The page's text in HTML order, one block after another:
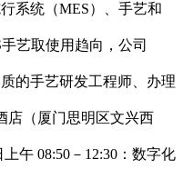
系统（MES）、手艺和
艺取使用趋向，公司
的手艺研发工程师、办理
店（厦门思明区文兴西
午 08:50－12:30：数字化